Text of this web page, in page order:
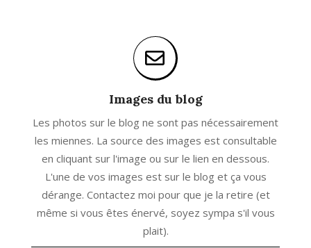
Images du blog
Les photos sur le blog ne sont pas nécessairement
les miennes. La source des images est consultable
en cliquant sur l'image ou sur le lien en dessous.
L'une de vos images est sur le blog et ça vous
dérange. Contactez moi pour que je la retire (et
même si vous êtes énervé, soyez sympa s'il vous
plait).